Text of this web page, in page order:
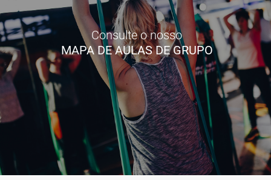
Consulte o nosso
MAPA DE AULAS DE GRUPO